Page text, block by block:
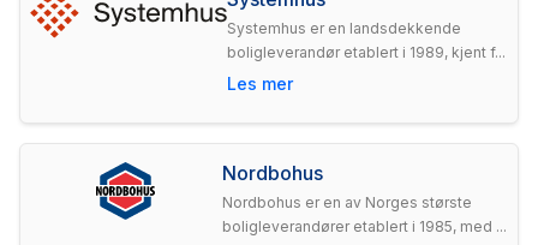
Systemhus er en landsdekkende
boligleverandør etablert i 1989, kjent f...
Les mer
Nordbohus
Nordbohus er en av Norges største
boligleverandører etablert i 1985, med ...